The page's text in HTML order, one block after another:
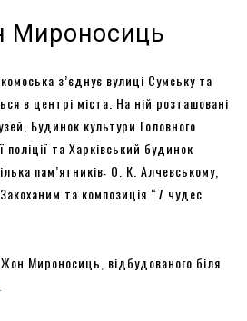
Мироносиць
з’єднує вулиці Сумську та
в центрі міста. На ній розташовані
Будинок культури Головного
поліції та Харківський будинок
пам’ятників: О. К. Алчевському,
та композиція “7 чудес
Мироносиць, відбудованого біля